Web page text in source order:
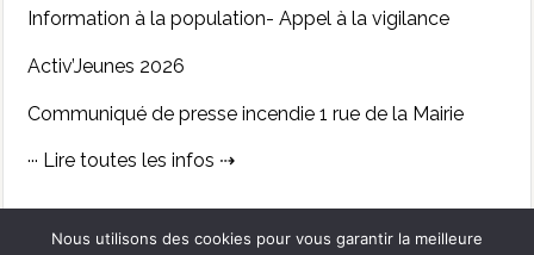
Information à la population- Appel à la vigilance
Activ’Jeunes 2026
Communiqué de presse incendie 1 rue de la Mairie
··· Lire toutes les infos ⇢
Nous utilisons des cookies pour vous garantir la meilleure